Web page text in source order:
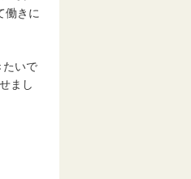
働きに
いで
まし